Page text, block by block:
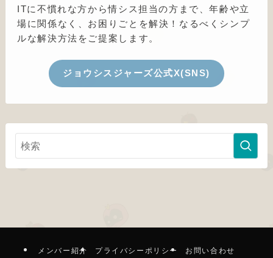
ITに不慣れな方から情シス担当の方まで、年齢や立
場に関係なく、お困りごとを解決！なるべくシンプ
ルな解決方法をご提案します。
ジョウシスジャーズ公式X(SNS)
メンバー紹介 プライバシーポリシー お問い合わせ